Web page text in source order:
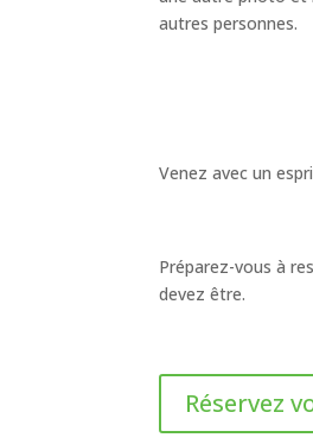
autres personnes.
Venez avec un
Préparez-vous à
devez être.
Réservez